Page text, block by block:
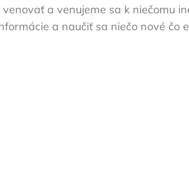
a venujeme sa k niečomu
a naučiť sa niečo nové čo